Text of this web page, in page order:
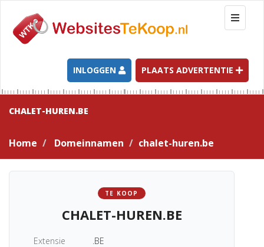
T
o
g
l
e
n
a
t
INLOGGEN PLAATS ADVERTENTIE
CHALET-HUREN.BE
Home Domeinnamen chalet-huren.be
TE KOOP
CHALET-HUREN.BE
Extensie
.BE